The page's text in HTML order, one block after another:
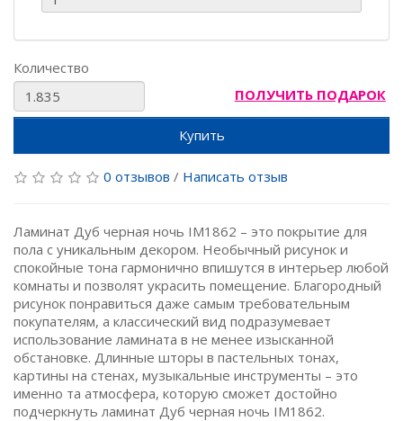
Количество
ПОЛУЧИТЬ ПОДАРОК
Купить
0 отзывов / Написать отзыв
Ламинат Дуб черная ночь IM1862 – это покрытие для
пола с уникальным декором. Необычный рисунок и
спокойные тона гармонично впишутся в интерьер любой
комнаты и позволят украсить помещение. Благородный
рисунок понравиться даже самым требовательным
покупателям, а классический вид подразумевает
использование ламината в не менее изысканной
обстановке. Длинные шторы в пастельных тонах,
картины на стенах, музыкальные инструменты – это
именно та атмосфера, которую сможет достойно
подчеркнуть ламинат Дуб черная ночь IM1862.